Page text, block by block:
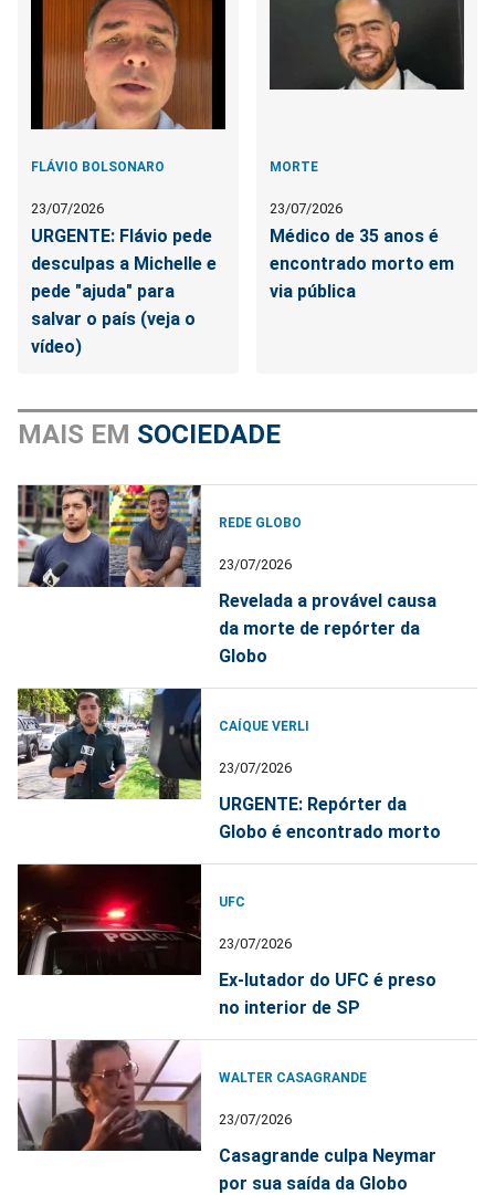
FLÁVIO BOLSONARO
23/07/2026
URGENTE: Flávio pede
desculpas a Michelle e
pede "ajuda" para
salvar o país (veja o
vídeo)
MORTE
23/07/2026
Médico de 35 anos é
encontrado morto em
via pública
MAIS EM SOCIEDADE
REDE GLOBO
23/07/2026
Revelada a provável causa
da morte de repórter da
Globo
CAÍQUE VERLI
23/07/2026
URGENTE: Repórter da
Globo é encontrado morto
UFC
23/07/2026
Ex-lutador do UFC é preso
no interior de SP
WALTER CASAGRANDE
23/07/2026
Casagrande culpa Neymar
por sua saída da Globo